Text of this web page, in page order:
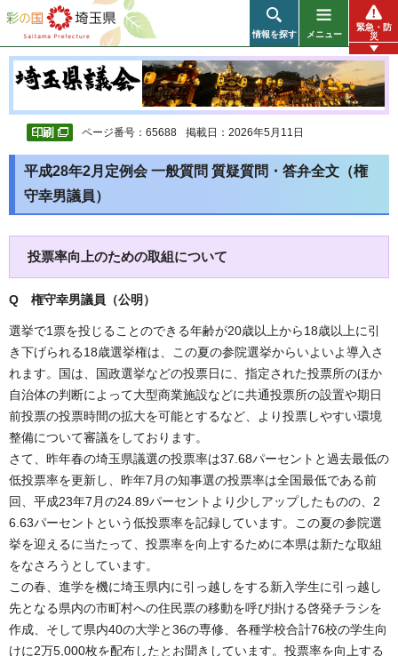
彩の国 埼玉県
情報を探す メニュー
緊急・防
災
ページ番号：65688 掲載日：2026年5月11日
平成28年2月定例会 一般質問 質疑質問・答弁全文（権
守幸男議員）
投票率向上のための取組について
Q 権守幸男議員（公明 ）
選挙で1票を投じることのできる年齢が20歳以上から18歳以上に引
き下げられる18歳選挙権は、この夏の参院選挙からいよいよ導入さ
れます。国は、国政選挙などの投票日に、指定された投票所のほか
自治体の判断によって大型商業施設などに共通投票所の設置や期日
前投票の投票時間の拡大を可能とするなど、より投票しやすい環境
整備について審議をしております。
さて、昨年春の埼玉県議選の投票率は37.68パーセントと過去最低の
低投票率を更新し、昨年7月の知事選の投票率は全国最低である前
回、平成23年7月の24.89パーセントより少しアップしたものの、2
6.63パーセントという低投票率を記録しています。この夏の参院選
挙を迎えるに当たって、投票率を向上するために本県は新たな取組
をなさろうとしています。
この春、進学を機に埼玉県内に引っ越しをする新入学生に引っ越し
先となる県内の市町村への住民票の移動を呼び掛ける啓発チラシを
作成、そして県内40の大学と36の専修、各種学校合計76校の学生向
けに2万5,000枚を配布したとお聞きしています。投票率を向上する